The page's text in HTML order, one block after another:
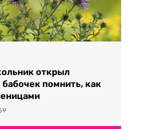
открыл
бабочек помнить, как